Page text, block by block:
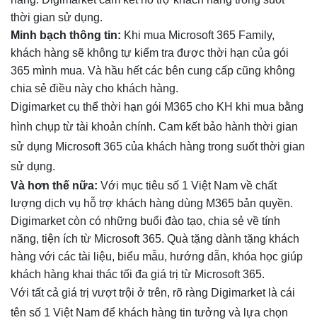
thời gian sử dụng.
Minh bạch thông tin: Khi mua Microsoft 365 Family,
khách hàng sẽ không tự kiểm tra được thời hạn của gói
365 mình mua. Và hầu hết các bên cung cấp cũng không
chia sẻ điều này cho khách hàng.
Digimarket cụ thể thời hạn gói M365 cho KH khi mua bằng
hình chụp từ tài khoản chính. Cam kết bảo hành thời gian
sử dụng Microsoft 365 của khách hàng trong suốt thời gian
sử dụng.
Và hơn thế nữa: Với mục tiêu số 1 Việt Nam về chất
lượng dịch vụ hỗ trợ khách hàng dùng M365 bản quyền.
Digimarket còn có những buổi đào tạo, chia sẻ về tính
năng, tiện ích từ Microsoft 365. Quà tặng dành tặng khách
hàng với các tài liệu, biểu mẫu, hướng dẫn, khóa học giúp
khách hàng khai thác tối đa giá trị từ Microsoft 365.
Với tất cả giá trị vượt trội ở trên, rõ ràng Digimarket là cái
tên số 1 Việt Nam để khách hàng tin tưởng và lựa chọn